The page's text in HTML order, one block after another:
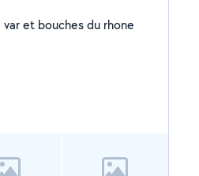
var et bouches du rhone